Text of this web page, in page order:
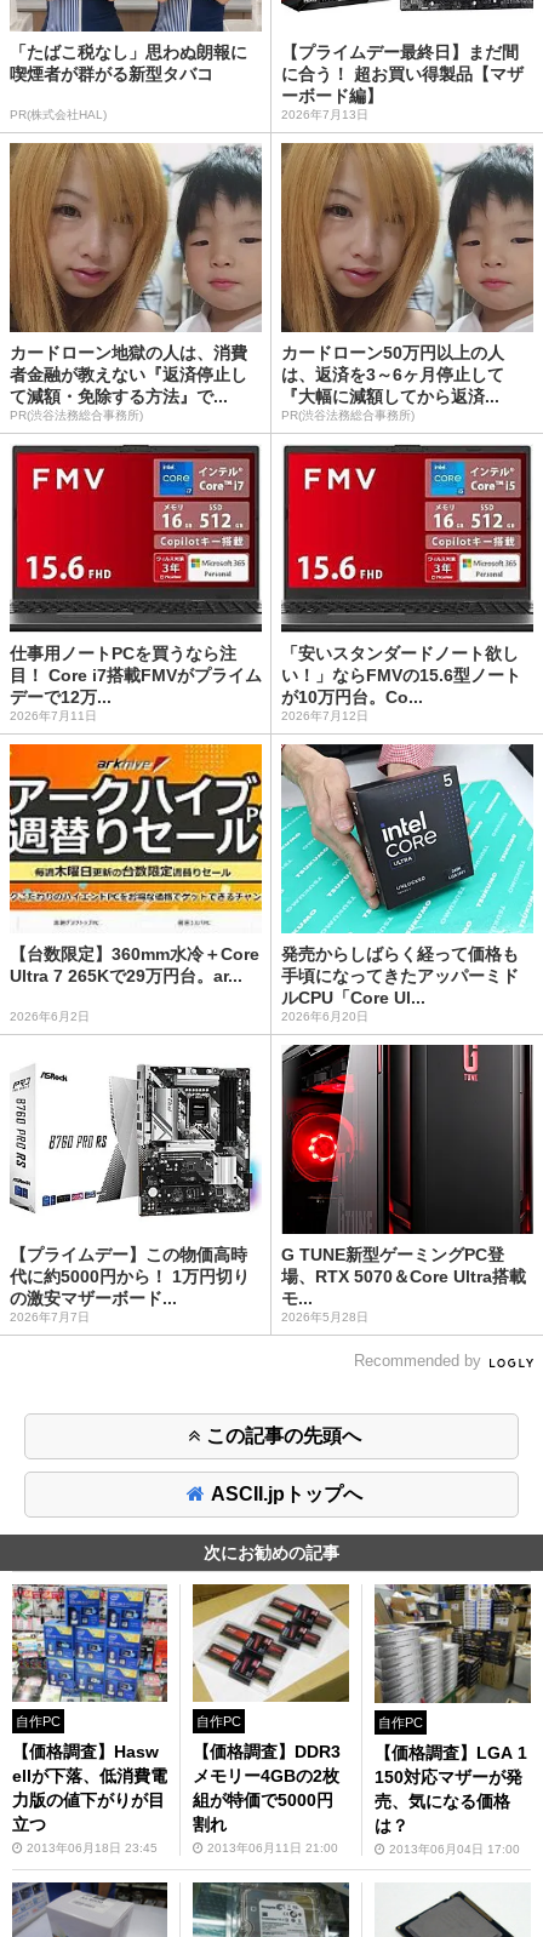
「たばこ税なし」思わぬ朗報に
喫煙者が群がる新型タバコ
PR(株式会社HAL)
【プライムデー最終日】まだ間
に合う！ 超お買い得製品【マザ
ーボード編】
2026年7月13日
カードローン地獄の人は、消費
者金融が教えない『返済停止し
て減額・免除する方法』で...
PR(渋谷法務総合事務所)
カードローン50万円以上の人
は、返済を3～6ヶ月停止して
『大幅に減額してから返済...
PR(渋谷法務総合事務所)
仕事用ノートPCを買うなら注
目！ Core i7搭載FMVがプライム
デーで12万...
2026年7月11日
「安いスタンダードノート欲し
い！」ならFMVの15.6型ノート
が10万円台。Co...
2026年7月12日
【台数限定】360mm水冷＋Core
Ultra 7 265Kで29万円台。ar...
2026年6月2日
発売からしばらく経って価格も
手頃になってきたアッパーミド
ルCPU「Core Ul...
2026年6月20日
【プライムデー】この物価高時
代に約5000円から！ 1万円切り
の激安マザーボード...
2026年7月7日
G TUNE新型ゲーミングPC登
場、RTX 5070＆Core Ultra搭載
モ...
2026年5月28日
Recommended by
この記事の先頭へ
ASCII.jpトップへ
次にお勧めの記事
自作PC
【価格調査】Hasw
ellが下落、低消費電
力版の値下がりが目
立つ
2013年06月18日 23:45
自作PC
【価格調査】DDR3
メモリー4GBの2枚
組が特価で5000円
割れ
2013年06月11日 21:00
自作PC
【価格調査】LGA 1
150対応マザーが発
売、気になる価格
は？
2013年06月04日 17:00